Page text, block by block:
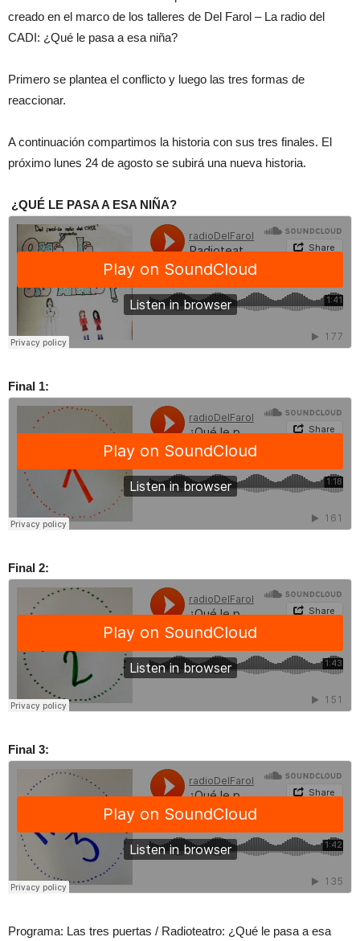
creado en el marco de los talleres de Del Farol – La radio del
CADI: ¿Qué le pasa a esa niña?
Primero se plantea el conflicto y luego las tres formas de
reaccionar.
A continuación compartimos la historia con sus tres finales. El
próximo lunes 24 de agosto se subirá una nueva historia.
¿QUÉ LE PASA A ESA NIÑA?
Final 1:
Final 2:
Final 3:
Programa: Las tres puertas / Radioteatro: ¿Qué le pasa a esa